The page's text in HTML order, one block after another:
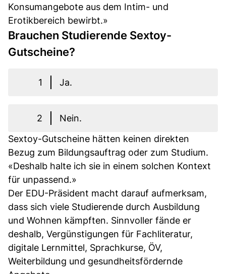
Konsumangebote aus dem Intim- und
Erotikbereich bewirbt.»
Brauchen Studierende Sextoy-
Gutscheine?
1 Ja.
2
Nein.
Sextoy-Gutscheine hätten keinen direkten
Bezug zum Bildungsauftrag oder zum Studium.
«Deshalb halte ich sie in einem solchen Kontext
für unpassend.»
Der EDU-Präsident macht darauf aufmerksam,
dass sich viele Studierende durch Ausbildung
und Wohnen kämpften. Sinnvoller fände er
deshalb, Vergünstigungen für Fachliteratur,
digitale Lernmittel, Sprachkurse, ÖV,
Weiterbildung und gesundheitsfördernde